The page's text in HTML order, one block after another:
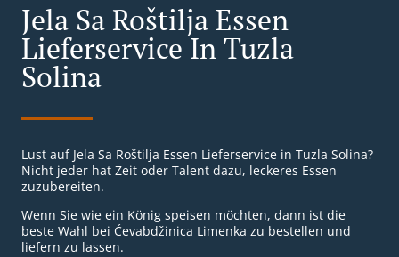
Jela Sa Roštilja Essen
Lieferservice In Tuzla
Solina
Lust auf Jela Sa Roštilja Essen Lieferservice in Tuzla Solina?
Nicht jeder hat Zeit oder Talent dazu, leckeres Essen
zuzubereiten.
Wenn Sie wie ein König speisen möchten, dann ist die
beste Wahl bei Ćevabdžinica Limenka zu bestellen und
liefern zu lassen.